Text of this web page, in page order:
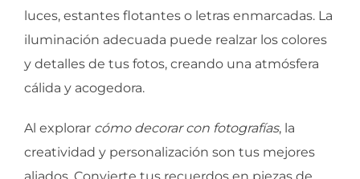
luces, estantes flotantes o letras enmarcadas. La
iluminación adecuada puede realzar los colores
y detalles de tus fotos, creando una atmósfera
cálida y acogedora.
Al explorar cómo decorar con fotografías, la
creatividad y personalización son tus mejores
aliados. Convierte tus recuerdos en piezas de